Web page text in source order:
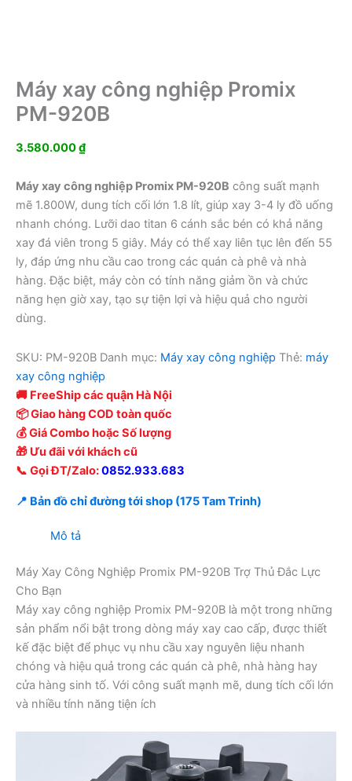
Máy xay công nghiệp Promix
PM-920B
3.580.000₫
Máy xay công nghiệp Promix PM-920B công suất mạnh
mẽ 1.800W, dung tích cối lớn 1.8 lít, giúp xay 3-4 ly đồ uống
nhanh chóng. Lưỡi dao titan 6 cánh sắc bén có khả năng
xay đá viên trong 5 giây. Máy có thể xay liên tục lên đến 55
ly, đáp ứng nhu cầu cao trong các quán cà phê và nhà
hàng. Đặc biệt, máy còn có tính năng giảm ồn và chức
năng hẹn giờ xay, tạo sự tiện lợi và hiệu quả cho người
dùng.
SKU: PM-920B Danh mục: Máy xay công nghiệp Thẻ: máy
xay công nghiệp
🚚 FreeShip các quận Hà Nội
📦 Giao hàng COD toàn quốc
💰 Giá Combo hoặc Số lượng
🎁 Ưu đãi với khách cũ
📞 Gọi ĐT/Zalo:0852.933.683
📍 Bản đồ chỉ đường tới shop (175 Tam Trinh)
Mô tả
Máy Xay Công Nghiệp Promix PM-920B Trợ Thủ Đắc Lực
Cho Bạn
Máy xay công nghiệp Promix PM-920B là một trong những
sản phẩm nổi bật trong dòng máy xay cao cấp, được thiết
kế đặc biệt để phục vụ nhu cầu xay nguyên liệu nhanh
chóng và hiệu quả trong các quán cà phê, nhà hàng hay
cửa hàng sinh tố. Với công suất mạnh mẽ, dung tích cối lớn
và nhiều tính năng tiện ích